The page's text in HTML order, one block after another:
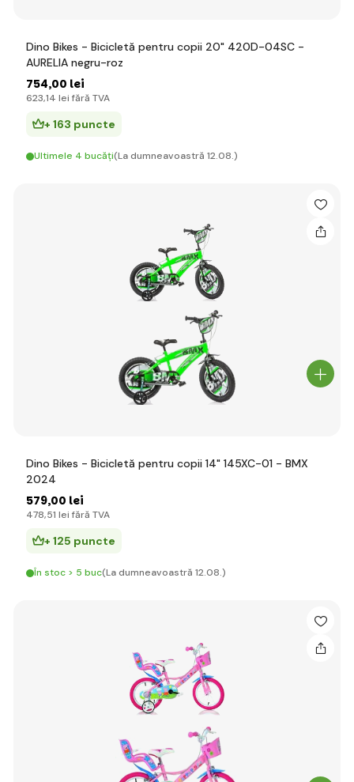
Dino Bikes - Bicicletă pentru copii 20" 420D-04SC -
AURELIA negru-roz
754,00 lei
623,14 lei fără TVA
+ 163 puncte
Ultimele 4 bucăți(La dumneavoastră 12.08.)
Dino Bikes - Bicicletă pentru copii 14" 145XC-01 - BMX
2024
579,00 lei
478,51 lei fără TVA
+ 125 puncte
În stoc > 5 buc(La dumneavoastră 12.08.)